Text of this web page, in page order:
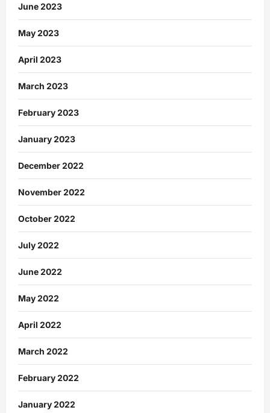
June 2023
May 2023
April 2023
March 2023
February 2023
January 2023
December 2022
November 2022
October 2022
July 2022
June 2022
May 2022
April 2022
March 2022
February 2022
January 2022